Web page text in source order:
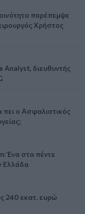
παρέπεμψε
Χρήστος
διευθυντής
πει ο Ασφαλιστικός
Ένα στα πέντε
Ελλάδα
240 εκατ. ευρώ